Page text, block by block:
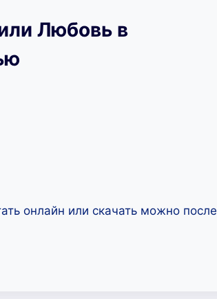
Любовь в
онлайн или скачать можно после